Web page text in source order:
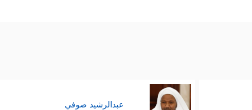
عبدالرشيد صوفي